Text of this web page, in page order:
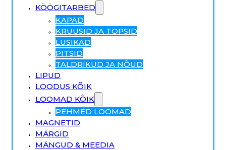
KÖÖGITARBED
KAPAD
KRUUSID JA TOPSID
LUSIKAD
PITSID
TALDRIKUD JA NÕUD
LIPUD
LOODUS KÕIK
LOOMAD KÕIK
PEHMED LOOMAD
MAGNETID
MÄRGID
MÄNGUD & MEEDIA